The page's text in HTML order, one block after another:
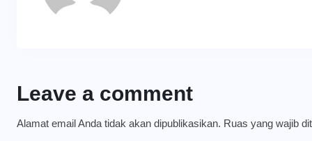
Leave a comment
Alamat email Anda tidak akan dipublikasikan. Ruas yang wajib